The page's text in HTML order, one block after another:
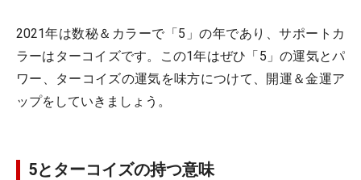
2021年は数秘＆カラーで「5」の年であり、サポートカ
ラーはターコイズです。この1年はぜひ「5」の運気とパ
ワー、ターコイズの運気を味方につけて、開運＆金運ア
ップをしていきましょう。
5とターコイズの持つ意味